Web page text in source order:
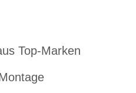
Top-Marken